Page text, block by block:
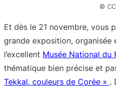
©
Et dès le 21 novembre, vous
grande exposition, organisée
l’excellent Musée National du
thématique bien précise et
Tekkal, couleurs de Corée » .